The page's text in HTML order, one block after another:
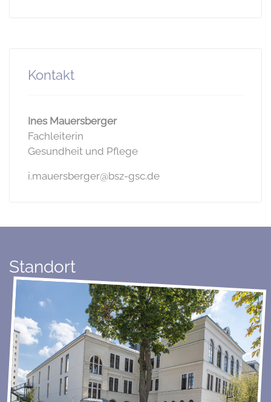
Kontakt
Ines Mauersberger
Fachleiterin
Gesundheit und Pflege
i.mauersberger@bsz-gsc.de
Standort